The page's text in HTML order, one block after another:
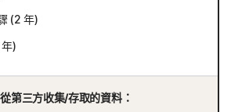
(2 年)
)
第三方收集/存取的資料：